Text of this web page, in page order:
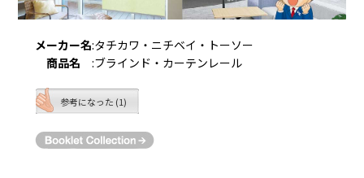
メーカー名:タチカワ・ニチベイ・トーソー
商品名
:ブラインド・カーテンレール
参考になった (1)